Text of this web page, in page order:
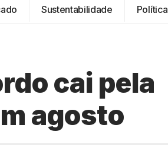
Sustentabilidade Política
cai pela
agosto